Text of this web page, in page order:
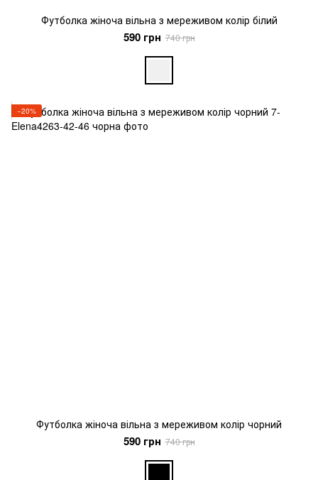
Футболка жіноча вільна з мереживом колір білий
590 грн 740 грн
−20%
Футболка жіноча вільна з мереживом колір чорний
590 грн 740 грн